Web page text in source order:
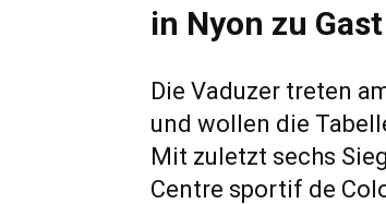
in Nyon zu Gast
Die Vaduzer treten
und wollen die
Mit zuletzt sechs
Centre sportif de